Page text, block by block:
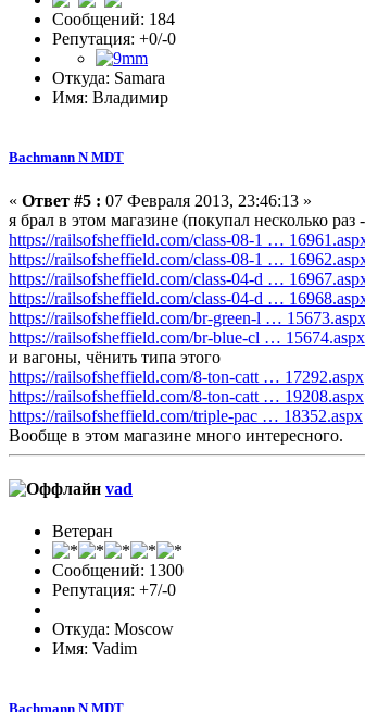
Сообщений: 184
Репутация: +0/-0
Откуда: Samara
Имя: Владимир
Bachmann N MDT
« Ответ #5 : 07 Февраля 2013, 23:46:13 »
я брал в этом магазине (покупал несколько раз
https://railsofsheffield.com/class-08-1 …
https://railsofsheffield.com/class-08-1 …
https://railsofsheffield.com/class-04-d …
https://railsofsheffield.com/class-04-d …
https://railsofsheffield.com/br-green-l … 15673.aspx
https://railsofsheffield.com/br-blue-cl … 15674.aspx
и вагоны, чёнить типа этого
https://railsofsheffield.com/8-ton-catt … 17292.aspx
https://railsofsheffield.com/8-ton-catt … 19208.aspx
https://railsofsheffield.com/triple-pac … 18352.aspx
Вообще в этом магазине много интересного.
vad
Ветеран
Сообщений: 1300
Репутация: +7/-0
Откуда: Moscow
Имя: Vadim
Bachmann N MDT